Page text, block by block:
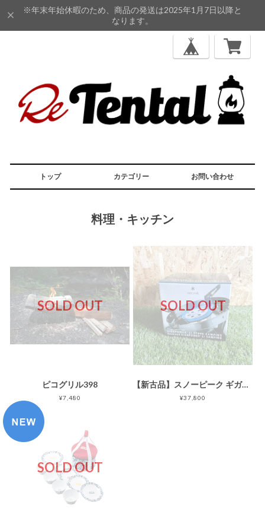
※年末年始休暇のため、商品の発送は2025年1月7日以降と
なります。
トップ カテゴリー お問い合わせ
料理・キッチン
SOLD OUT
ピコグリル398
¥7,480
SOLD OUT
【新古品】スノーピーク ギガパワーLI ストーブ剛炎 GS-1000
¥37,800
SOLD OUT